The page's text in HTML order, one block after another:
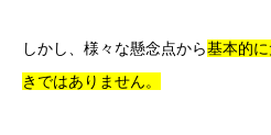
しかし、様々な懸念点から基本的に
きではありません。